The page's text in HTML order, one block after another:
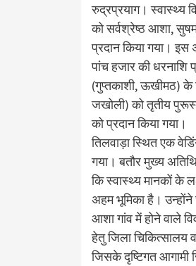
रुद्रप्रयाग। स्वास्थ्य
को सर्वश्रेष्ठ आशा,
प्रदान किया गया। इस
पांच हजार की धरनाशि
(गुप्तकाशी, ऊखीमठ) के
जखोली) को तृतीय
को प्रदान किया गया।
तिलवाड़ा स्थित एक
गया। बतौर मुख्य
कि स्वास्थ्य मानकों के
अहम भूमिका है।
आशा गांव में होने वाले
हेतु जिला चिकित्सालय
जिसके दृष्टिगत आगामी